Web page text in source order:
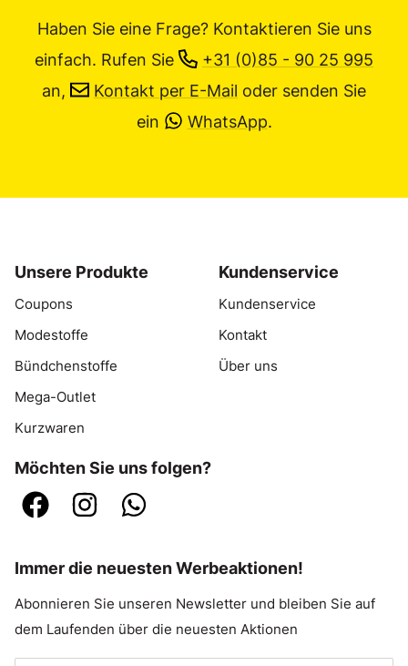
Haben Sie eine Frage? Kontaktieren Sie uns
einfach. Rufen Sie
+31 (0)85 - 90 25 995
an,
Kontakt per E-Mail oder senden Sie
ein
WhatsApp.
Unsere Produkte
Coupons
Modestoffe
Bündchenstoffe
Mega-Outlet
Kurzwaren
Kundenservice
Kundenservice
Kontakt
Über uns
Möchten Sie uns folgen?
Immer die neuesten Werbeaktionen!
Abonnieren Sie unseren Newsletter und bleiben Sie auf
dem Laufenden über die neuesten Aktionen